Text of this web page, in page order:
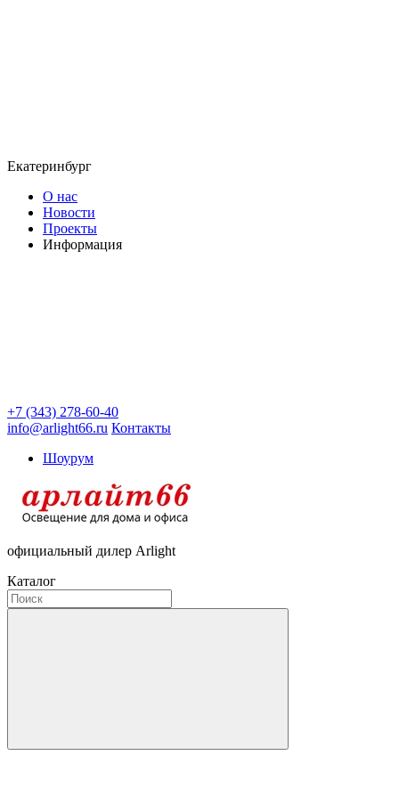
Екатеринбург
О нас
Новости
Проекты
Информация
+7 (343) 278-60-40
info@arlight66.ru Контакты
Шоурум
официальный дилер Arlight
Каталог